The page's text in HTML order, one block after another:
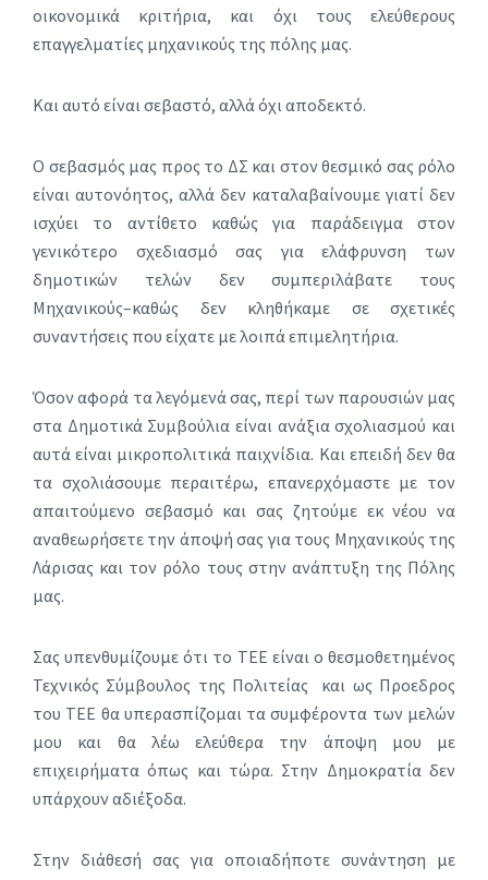
οικονομικά κριτήρια, και όχι τους ελεύθερους
επαγγελματίες μηχανικούς της πόλης μας.
Και αυτό είναι σεβαστό, αλλά όχι αποδεκτό.
Ο σεβασμός μας προς το ΔΣ και στον θεσμικό σας ρόλο
είναι αυτονόητος, αλλά δεν καταλαβαίνουμε γιατί δεν
ισχύει το αντίθετο καθώς για παράδειγμα στον
γενικότερο σχεδιασμό σας για ελάφρυνση των
δημοτικών τελών δεν συμπεριλάβατε τους
Μηχανικούς–καθώς δεν κληθήκαμε σε σχετικές
συναντήσεις που είχατε με λοιπά επιμελητήρια.
Όσον αφορά τα λεγόμενά σας, περί των παρουσιών μας
στα Δημοτικά Συμβούλια είναι ανάξια σχολιασμού και
αυτά είναι μικροπολιτικά παιχνίδια. Και επειδή δεν θα
τα σχολιάσουμε περαιτέρω, επανερχόμαστε με τον
απαιτούμενο σεβασμό και σας ζητούμε εκ νέου να
αναθεωρήσετε την άποψή σας για τους Μηχανικούς της
Λάρισας και τον ρόλο τους στην ανάπτυξη της Πόλης
μας.
Σας υπενθυμίζουμε ότι το ΤΕΕ είναι ο θεσμοθετημένος
Τεχνικός Σύμβουλος της Πολιτείας και ως Προεδρος
του ΤΕΕ θα υπερασπίζομαι τα συμφέροντα των μελών
μου και θα λέω ελεύθερα την άποψη μου με
επιχειρήματα όπως και τώρα. Στην Δημοκρατία δεν
υπάρχουν αδιέξοδα.
Στην διάθεσή σας για οποιαδήποτε συνάντηση με